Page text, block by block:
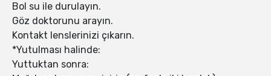
Bol su ile durulayın.
Göz doktorunu arayın.
Kontakt lenslerinizi çıkarın.
*Yutulması halinde:
Yuttuktan sonra: